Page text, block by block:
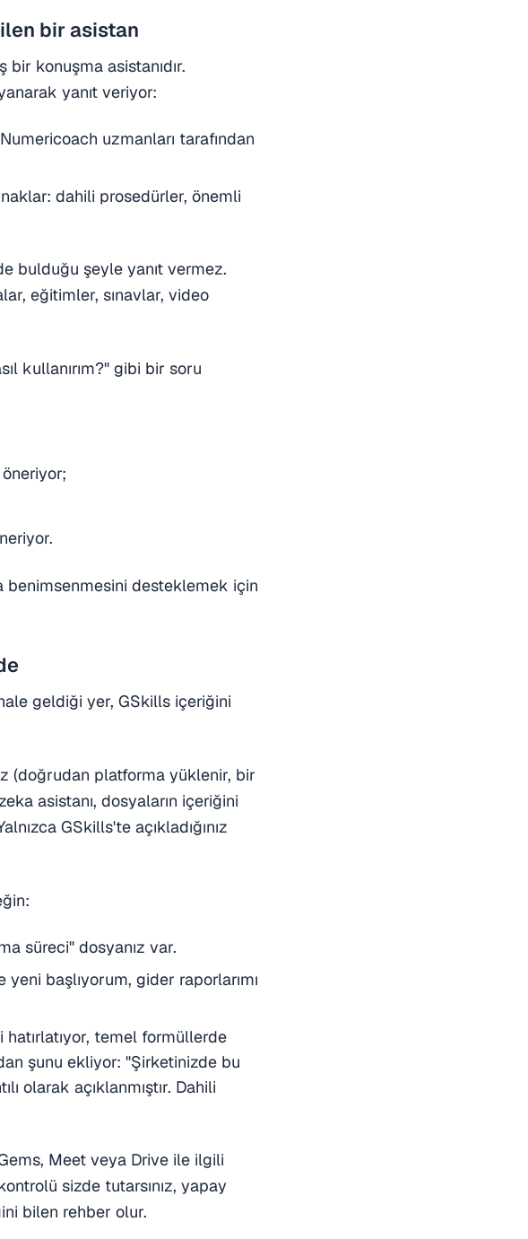
bir asistan
konuşma asistanıdır.
yanıt veriyor:
uzmanları tarafından
dahili prosedürler, önemli
bulduğu şeyle yanıt vermez.
eğitimler, sınavlar, video
kullanırım?" gibi bir soru
benimsenmesini desteklemek için
geldiği yer, GSkills içeriğini
(doğrudan platforma yüklenir, bir
asistanı, dosyaların içeriğini
GSkills'te açıkladığınız
süreci" dosyanız var.
başlıyorum, gider raporlarımı
temel formüllerde
şunu ekliyor: "Şirketinizde bu
olarak açıklanmıştır. Dahili
Meet veya Drive ile ilgili
sizde tutarsınız, yapay
bilen rehber olur.